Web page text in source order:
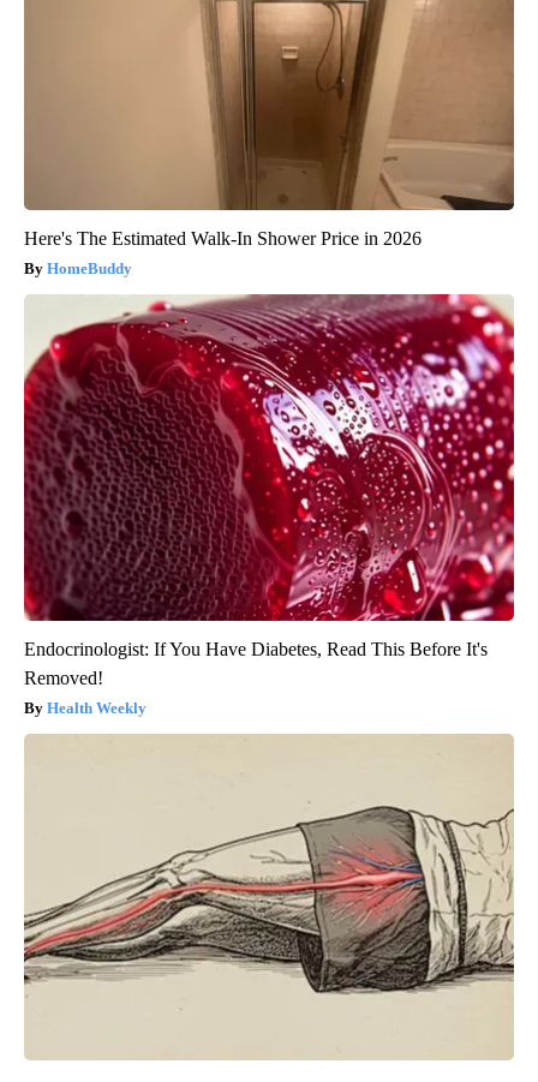
Here's The Estimated Walk-In Shower Price in 2026
HomeBuddy
Endocrinologist: If You Have Diabetes, Read This Before It's
Removed!
Health Weekly